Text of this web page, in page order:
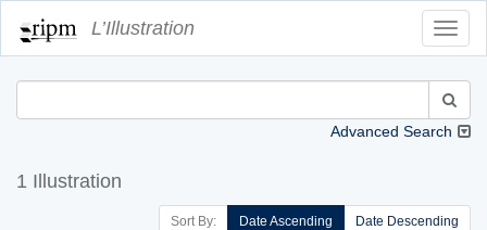
L’Illustration
Advanced Search
1 Illustration
Sort By: Date Ascending Date Descending